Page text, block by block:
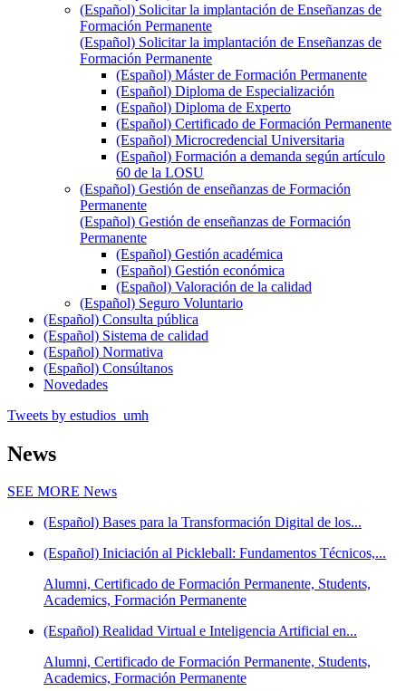
(Español) Solicitar la implantación de Enseñanzas de
Formación Permanente
(Español) Solicitar la implantación de Enseñanzas de
Formación Permanente
(Español) Máster de Formación Permanente
(Español) Diploma de Especialización
(Español) Diploma de Experto
(Español) Certificado de Formación Permanente
(Español) Microcredencial Universitaria
(Español) Formación a demanda según artículo
60 de la LOSU
(Español) Gestión de enseñanzas de Formación
Permanente
(Español) Gestión de enseñanzas de Formación
Permanente
(Español) Gestión académica
(Español) Gestión económica
(Español) Valoración de la calidad
(Español) Seguro Voluntario
(Español) Consulta pública
(Español) Sistema de calidad
(Español) Normativa
(Español) Consúltanos
Novedades
Tweets by estudios_umh
News
SEE MORE News
(Español) Bases para la Transformación Digital de los...
(Español) Iniciación al Pickleball: Fundamentos Técnicos,...
Alumni, Certificado de Formación Permanente, Students,
Academics, Formación Permanente
(Español) Realidad Virtual e Inteligencia Artificial en...
Alumni, Certificado de Formación Permanente, Students,
Academics, Formación Permanente